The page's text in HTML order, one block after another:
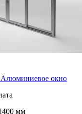
Алюминиевое окно
мм